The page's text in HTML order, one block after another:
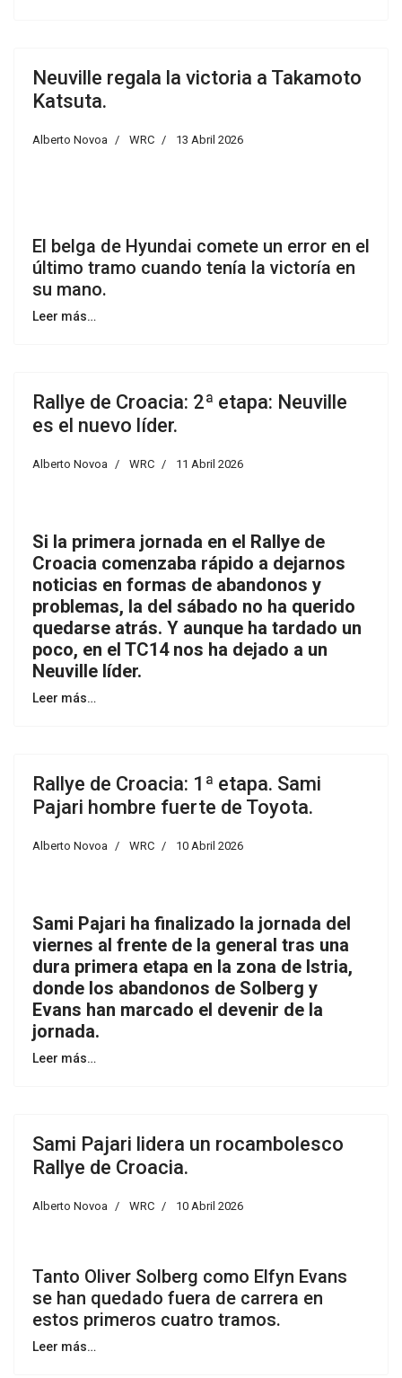
Neuville regala la victoria a Takamoto
Katsuta.
Alberto Novoa WRC 13 Abril 2026
El belga de Hyundai comete un error en el
último tramo cuando tenía la victoría en
su mano.
Leer más…
Rallye de Croacia: 2ª etapa: Neuville
es el nuevo líder.
Alberto Novoa WRC 11 Abril 2026
Si la primera jornada en el Rallye de
Croacia comenzaba rápido a dejarnos
noticias en formas de abandonos y
problemas, la del sábado no ha querido
quedarse atrás. Y aunque ha tardado un
poco, en el TC14 nos ha dejado a un
Neuville líder.
Leer más…
Rallye de Croacia: 1ª etapa. Sami
Pajari hombre fuerte de Toyota.
Alberto Novoa WRC 10 Abril 2026
Sami Pajari ha finalizado la jornada del
viernes al frente de la general tras una
dura primera etapa en la zona de Istria,
donde los abandonos de Solberg y
Evans han marcado el devenir de la
jornada.
Leer más…
Sami Pajari lidera un rocambolesco
Rallye de Croacia.
Alberto Novoa WRC 10 Abril 2026
Tanto Oliver Solberg como Elfyn Evans
se han quedado fuera de carrera en
estos primeros cuatro tramos.
Leer más…